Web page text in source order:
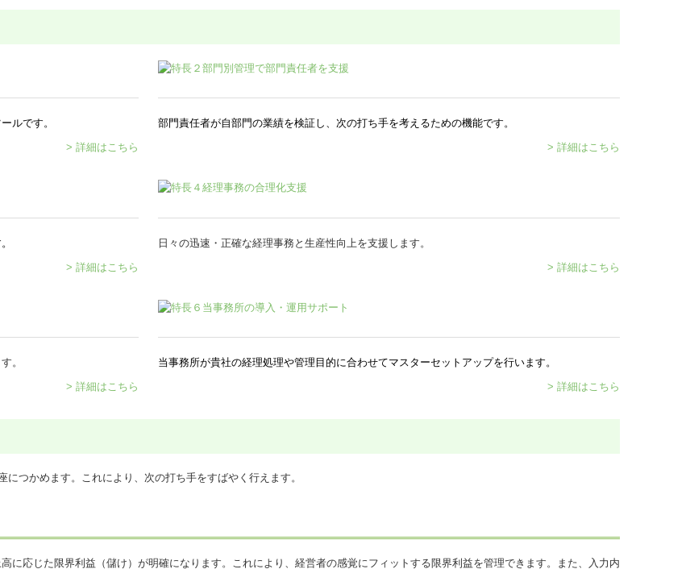
ルです。
> 詳細はこちら
部門責任者が自部門の業績を検証し、次の打ち手を考えるための機能です。
> 詳細はこちら
> 詳細はこちら
日々の迅速・正確な経理事務と生産性向上を支援します。
> 詳細はこちら
。
> 詳細はこちら
当事務所が貴社の経理処理や管理目的に合わせてマスターセットアップを行います。
> 詳細はこちら
つかめます。これにより、次の打ち手をすばやく行えます。
に応じた限界利益（儲け）が明確になります。これにより、経営者の感覚にフィットする限界利益を管理できます。また、入力内